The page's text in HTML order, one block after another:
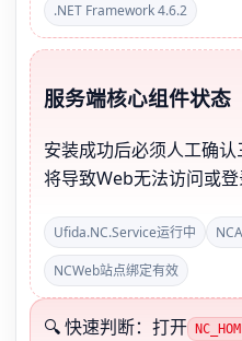
.NET Framework 4.6.2
服务端核心组件状态
安装成功后必须人工确
将导致Web无法访问或登
Ufida.NC.Service运行中
NCWeb站点绑定有效
🔍 快速判断：打开